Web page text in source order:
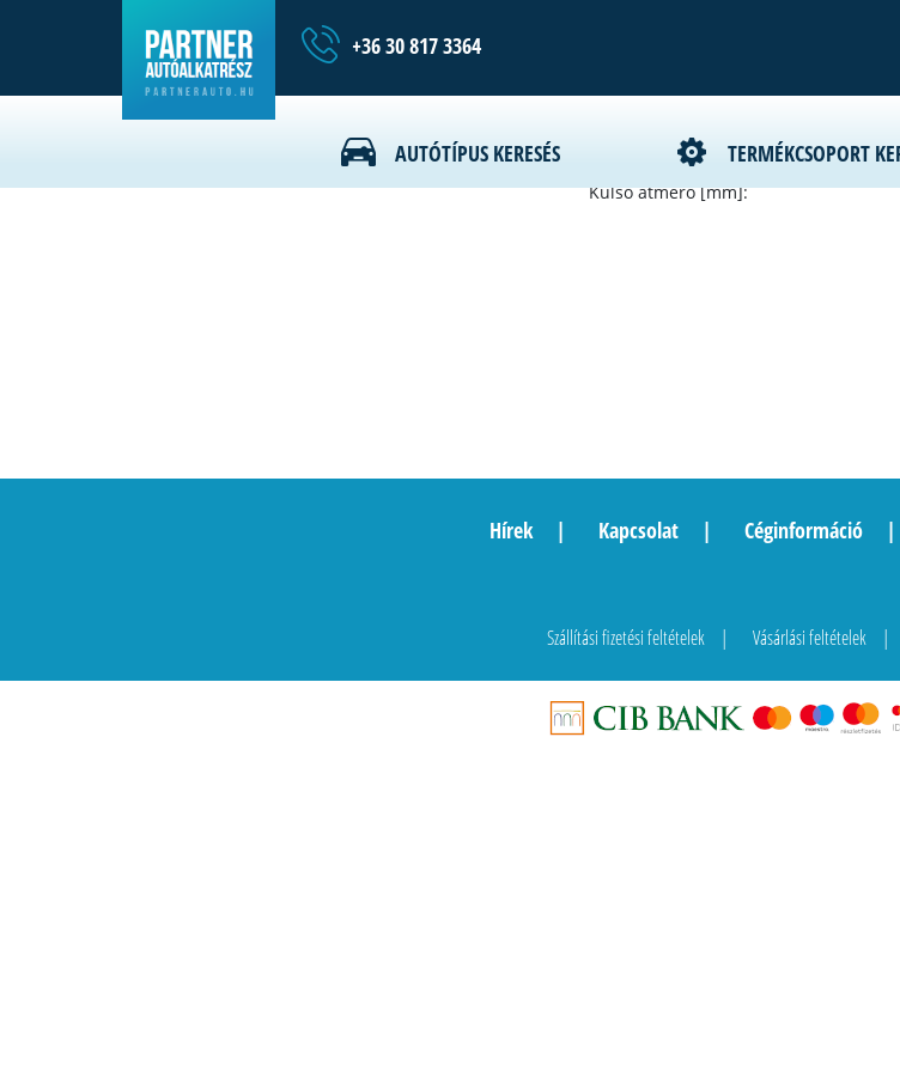
+36 30 817 3364
AUTÓTÍPUS KERESÉS TERMÉKCSOPORT
0-N1470_OPL/SZ Feszítőgörgő, hosszbordás szíj
Szélesség [mm]:
Külső átmérő [mm]:
Hírek Kapcsolat Céginformáció
Szállítási fizetési feltételek Vásárlási feltételek